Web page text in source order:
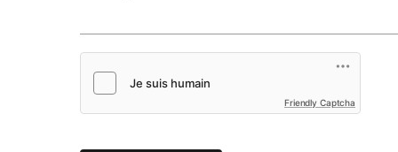
Friendly Captcha